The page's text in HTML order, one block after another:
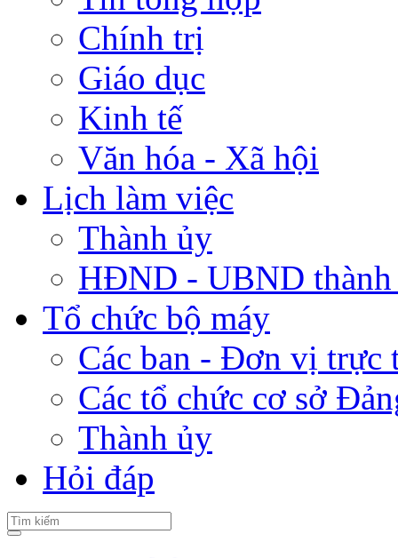
Chính trị
Giáo dục
Kinh tế
Văn hóa - Xã hội
Lịch làm việc
Thành ủy
HĐND - UBND thành
Tổ chức bộ máy
Các ban - Đơn vị trực
Các tổ chức cơ sở
Thành ủy
Hỏi đáp